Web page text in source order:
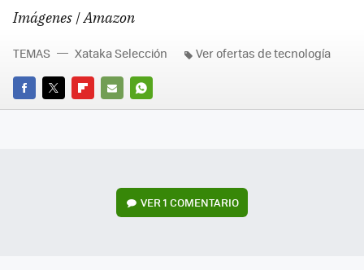
Imágenes | Amazon
FACEBOOK
TWITTERFLIPBOARD
E-
WHATSAPP
TEMAS Xataka Selección Ver ofertas de tecnología
VER1 COMENTARIO